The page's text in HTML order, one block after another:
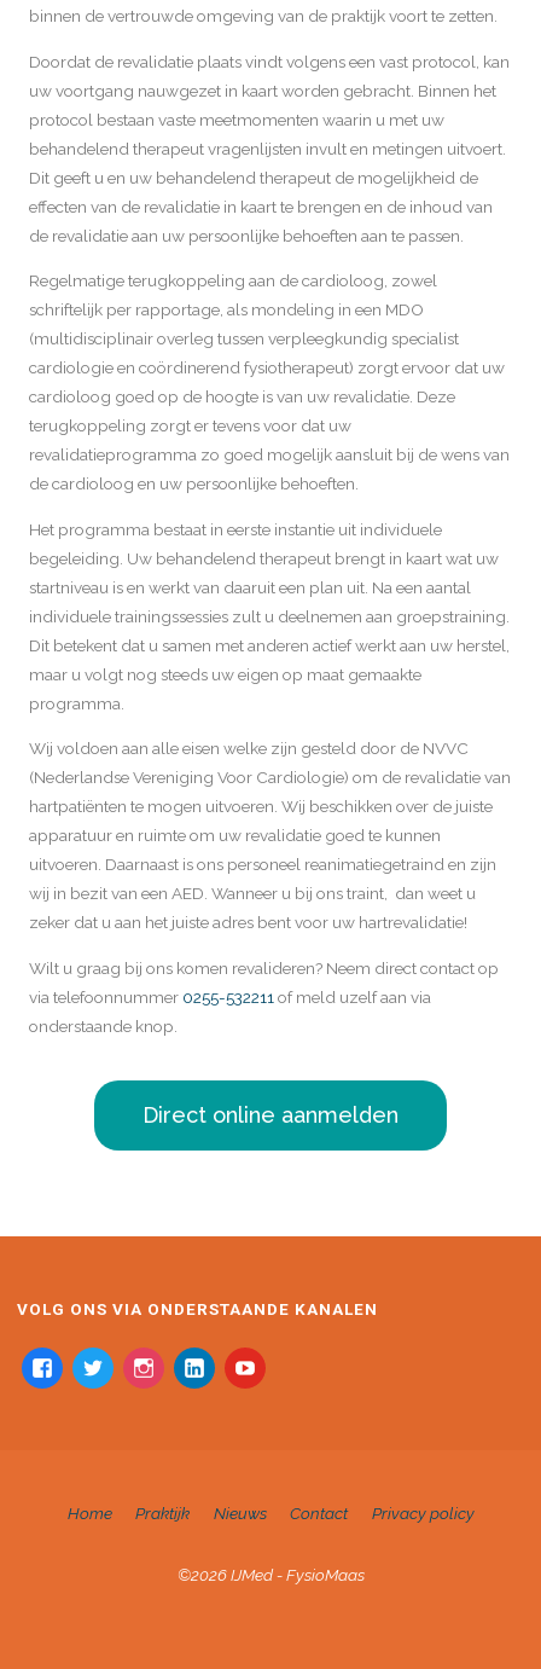
binnen de vertrouwde omgeving van de praktijk voort te zetten.
Doordat de revalidatie plaats vindt volgens een vast protocol, kan
uw voortgang nauwgezet in kaart worden gebracht. Binnen het
protocol bestaan vaste meetmomenten waarin u met uw
behandelend therapeut vragenlijsten invult en metingen uitvoert.
Dit geeft u en uw behandelend therapeut de mogelijkheid de
effecten van de revalidatie in kaart te brengen en de inhoud van
de revalidatie aan uw persoonlijke behoeften aan te passen.
Regelmatige terugkoppeling aan de cardioloog, zowel
schriftelijk per rapportage, als mondeling in een MDO
(multidisciplinair overleg tussen verpleegkundig specialist
cardiologie en coördinerend fysiotherapeut) zorgt ervoor dat uw
cardioloog goed op de hoogte is van uw revalidatie. Deze
terugkoppeling zorgt er tevens voor dat uw
revalidatieprogramma zo goed mogelijk aansluit bij de wens van
de cardioloog en uw persoonlijke behoeften.
Het programma bestaat in eerste instantie uit individuele
begeleiding. Uw behandelend therapeut brengt in kaart wat uw
startniveau is en werkt van daaruit een plan uit. Na een aantal
individuele trainingssessies zult u deelnemen aan groepstraining.
Dit betekent dat u samen met anderen actief werkt aan uw herstel,
maar u volgt nog steeds uw eigen op maat gemaakte
programma.
Wij voldoen aan alle eisen welke zijn gesteld door de NVVC
(Nederlandse Vereniging Voor Cardiologie) om de revalidatie van
hartpatiënten te mogen uitvoeren. Wij beschikken over de juiste
apparatuur en ruimte om uw revalidatie goed te kunnen
uitvoeren. Daarnaast is ons personeel reanimatiegetraind en zijn
wij in bezit van een AED. Wanneer u bij ons traint, dan weet u
zeker dat u aan het juiste adres bent voor uw hartrevalidatie!
Wilt u graag bij ons komen revalideren? Neem direct contact op
via telefoonnummer 0255-532211 of meld uzelf aan via
onderstaande knop.
Direct online aanmelden
VOLG ONS VIA ONDERSTAANDE KANALEN
Home Praktijk Nieuws Contact Privacy policy
©2026 IJMed - FysioMaas